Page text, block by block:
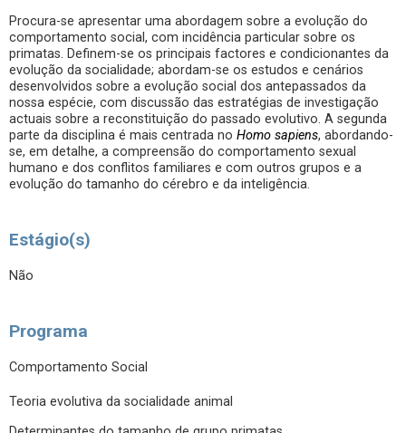
Procura-se apresentar uma abordagem sobre a evolução do
comportamento social, com incidência particular sobre os
primatas. Definem-se os principais factores e condicionantes da
evolução da socialidade; abordam-se os estudos e cenários
desenvolvidos sobre a evolução social dos antepassados da
nossa espécie, com discussão das estratégias de investigação
actuais sobre a reconstituição do passado evolutivo. A segunda
parte da disciplina é mais centrada no Homo sapiens, abordando-
se, em detalhe, a compreensão do comportamento sexual
humano e dos conflitos familiares e com outros grupos e a
evolução do tamanho do cérebro e da inteligência.
Estágio(s)
Não
Programa
Comportamento Social
Teoria evolutiva da socialidade animal